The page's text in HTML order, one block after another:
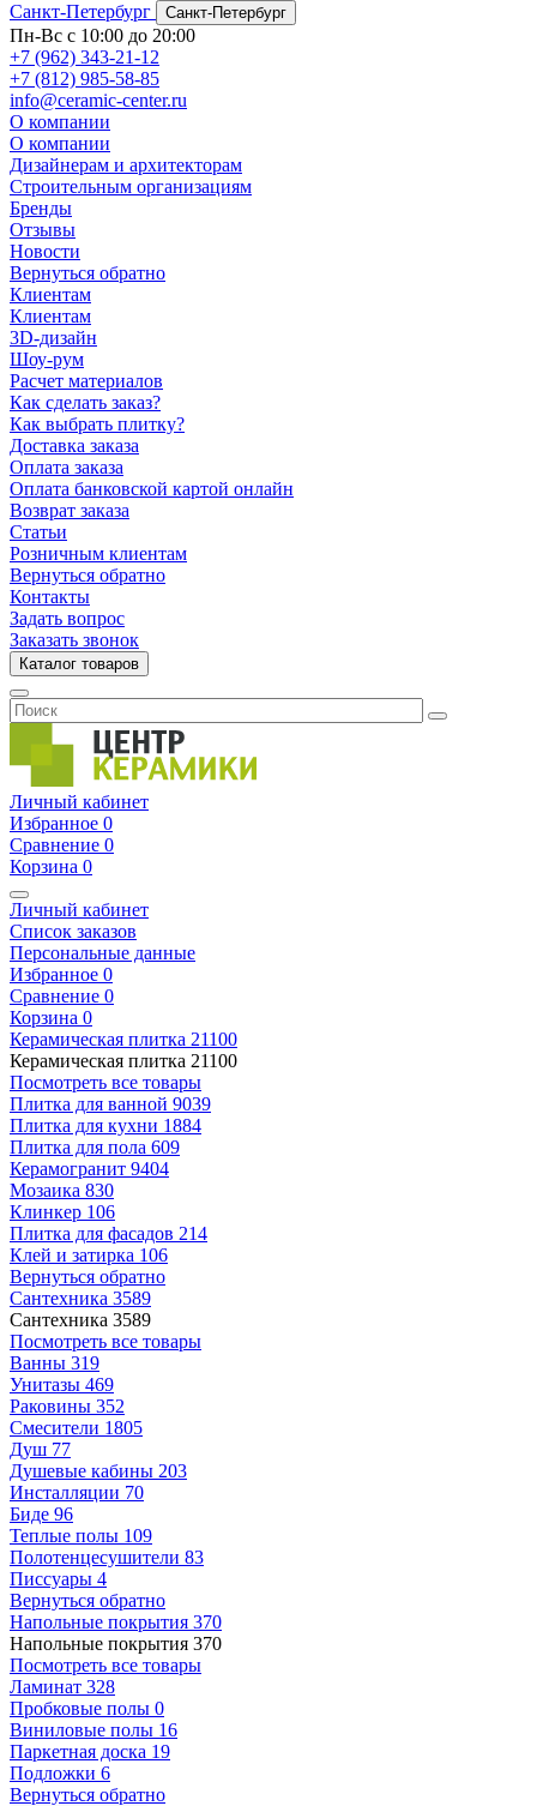
Санкт-Петербург
Санкт-Петербург
Пн-Вс с 10:00 до 20:00
+7 (962) 343-21-12
+7 (812) 985-58-85
info@ceramic-center.ru
О компании
О компании
Дизайнерам и архитекторам
Строительным организациям
Бренды
Отзывы
Новости
Вернуться обратно
Клиентам
Клиентам
3D-дизайн
Шоу-рум
Расчет материалов
Как сделать заказ?
Как выбрать плитку?
Доставка заказа
Оплата заказа
Оплата банковской картой онлайн
Возврат заказа
Статьи
Розничным клиентам
Вернуться обратно
Контакты
Задать вопрос
Заказать звонок
Каталог товаров
Личный кабинет
Избранное 0
Сравнение 0
Корзина 0
Личный кабинет
Список заказов
Персональные данные
Избранное 0
Сравнение 0
Корзина 0
Керамическая плитка 21100
Керамическая плитка 21100
Посмотреть все товары
Плитка для ванной 9039
Плитка для кухни 1884
Плитка для пола 609
Керамогранит 9404
Мозаика 830
Клинкер 106
Плитка для фасадов 214
Клей и затирка 106
Вернуться обратно
Сантехника 3589
Сантехника 3589
Посмотреть все товары
Ванны 319
Унитазы 469
Раковины 352
Смесители 1805
Душ 77
Душевые кабины 203
Инсталляции 70
Биде 96
Теплые полы 109
Полотенцесушители 83
Писсуары 4
Вернуться обратно
Напольные покрытия 370
Напольные покрытия 370
Посмотреть все товары
Ламинат 328
Пробковые полы 0
Виниловые полы 16
Паркетная доска 19
Подложки 6
Вернуться обратно